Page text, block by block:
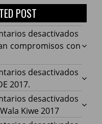
POST
desactivados
Cauca
con
compromisos con
desactivados
ACIN
2017.
desactivados
Hacía
Kiwe 2017